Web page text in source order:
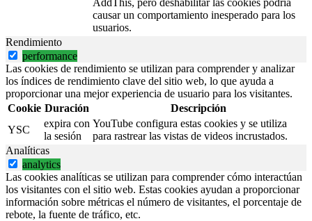
AddThis, pero deshabilitar las cookies podría
causar un comportamiento inesperado para los
usuarios.
Rendimiento
performance
Las cookies de rendimiento se utilizan para comprender y analizar
los índices de rendimiento clave del sitio web, lo que ayuda a
proporcionar una mejor experiencia de usuario para los visitantes.
Cookie Duración
Descripción
YSC
expira con
la sesión
YouTube configura estas cookies y se utiliza
para rastrear las vistas de videos incrustados.
Analíticas
analytics
Las cookies analíticas se utilizan para comprender cómo interactúan
los visitantes con el sitio web. Estas cookies ayudan a proporcionar
información sobre métricas el número de visitantes, el porcentaje de
rebote, la fuente de tráfico, etc.